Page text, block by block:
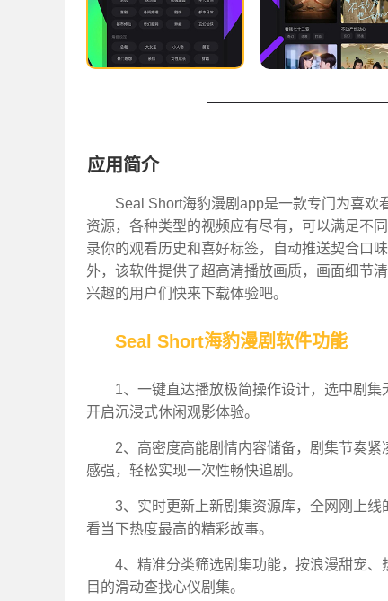
应用简介
Seal Short海豹漫剧app是一款专门为喜欢
资源，各种类型的视频应有尽有，可以满足不
录你的观看历史和喜好标签，自动推送契合口
外，该软件提供了超高清播放画质，画面细节
兴趣的用户们快来下载体验吧。
Seal Short海豹漫剧软件功能
1、一键直达播放极简操作设计，选中剧
开启沉浸式休闲观影体验。
2、高密度高能剧情内容储备，剧集节奏
感强，轻松实现一次性畅快追剧。
3、实时更新上新剧集资源库，全网刚上
看当下热度最高的精彩故事。
4、精准分类筛选剧集功能，按浪漫甜宠
目的滑动查找心仪剧集。